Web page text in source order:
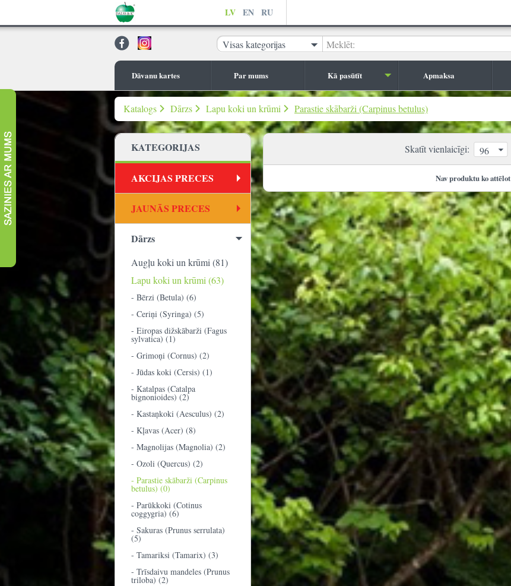
LV EN RU
Visas kategorijas Meklēt:
Dāvanu kartes Par mums Kā pasūtīt Apmaksa
Katalogs Dārzs Lapu koki un krūmi Parastie skābarži (Carpinus betulus)
KATEGORIJAS
AKCIJAS PRECES
JAUNĀS PRECES
Dārzs
Augļu koki un krūmi (81)
Lapu koki un krūmi (63)
- Bērzi (Betula) (6)
- Ceriņi (Syringa) (5)
- Eiropas dižskābarži (Fagus
sylvatica) (1)
- Grimoņi (Cornus) (2)
- Jūdas koki (Cersis) (1)
- Katalpas (Catalpa
bignonioides) (2)
- Kastaņkoki (Aesculus) (2)
- Kļavas (Acer) (8)
- Magnolijas (Magnolia) (2)
- Ozoli (Quercus) (2)
- Parastie skābarži (Carpinus
betulus) (0)
- Parūkkoki (Cotinus
coggygria) (6)
- Sakuras (Prunus serrulata)
(5)
- Tamariksi (Tamarix) (3)
- Trīsdaivu mandeles (Prunus
triloba) (2)
Skatīt vienlaicīgi: 96
Nav produktu ko attēlot